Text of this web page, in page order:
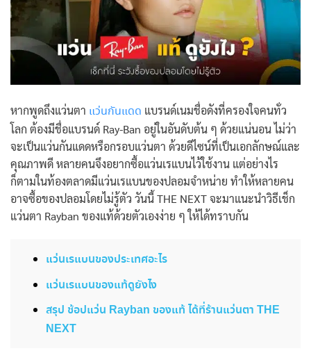
หากพูดถึงแว่นตา แว่นกันแดด แบรนด์เนมชื่อดังที่ครองใจคนทั่ว
โลก ต้องมีชื่อแบรนด์ Ray-Ban อยู่ในอันดับต้น ๆ ด้วยแน่นอน ไม่ว่า
จะเป็นแว่นกันแดดหรือกรอบแว่นตา ด้วยดีไซน์ที่เป็นเอกลักษณ์และ
คุณภาพดี หลายคนจึงอยากซื้อแว่นเรแบนไว้ใช้งาน แต่อย่างไร
ก็ตามในท้องตลาดมีแว่นเรแบนของปลอมจำหน่าย ทำให้หลายคน
อาจซื้อของปลอมโดยไม่รู้ตัว วันนี้ THE NEXT จะมาแนะนำวิธีเช็ก
แว่นตา Rayban ของแท้ด้วยตัวเองง่าย ๆ ให้ได้ทราบกัน
แว่นเรแบนของประเทศอะไร
แว่นเรแบนของแท้ดูยังไง
สรุป ช้อปแว่น Rayban ของแท้ ได้ที่ร้านแว่นตา THE
NEXT